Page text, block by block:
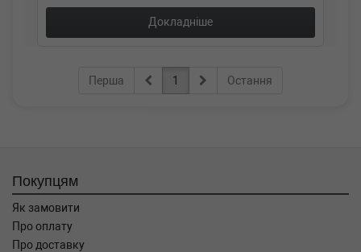
Докладніше
Перша 1 Остання
Покупцям
Як замовити
Про оплату
Про доставку